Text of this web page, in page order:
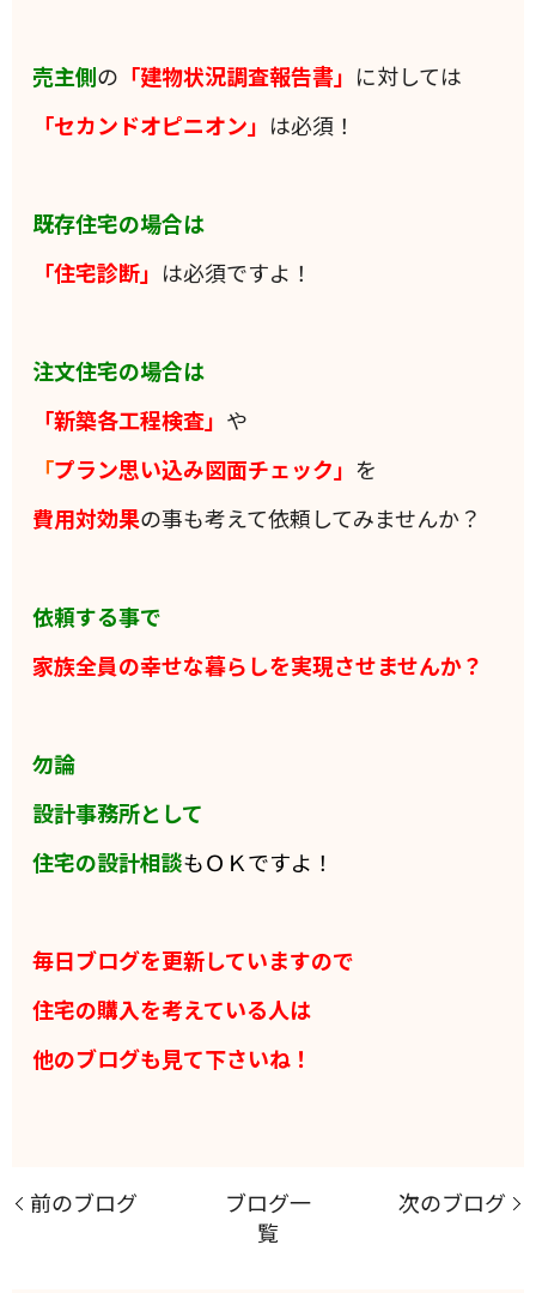
売主側の 「建物状況調査報告書」 に対しては
「セカンドオピニオン」 は必須！
既存住宅の場合は
「住宅診断」 は必須ですよ！
注文住宅の場合は
「新築各工程検査」 や
「プラン思い込み図面チェック」 を
費用対効果の事も考えて依頼してみませんか？
依頼する事で
家族全員の幸せな暮らしを実現させませんか？
勿論
設計事務所として
住宅の設計相談もＯＫですよ！
毎日ブログを更新していますので
住宅の購入を考えている人は
他のブログも見て下さいね！
前のブログ
ブログ一
覧
次のブログ